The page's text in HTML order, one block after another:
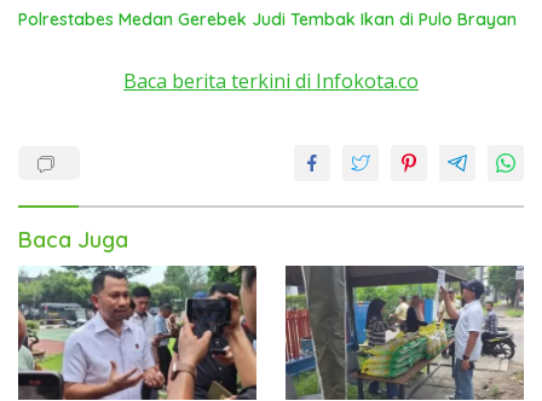
Polrestabes Medan Gerebek Judi Tembak Ikan di Pulo Brayan
Baca berita terkini di Infokota.co
Baca Juga